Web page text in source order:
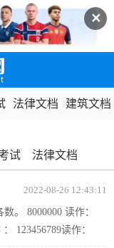
✕
法律文档 建筑文档
试
法律文档
2022-08-26 12:43:11
。 8000000 读作：
123456789读作：